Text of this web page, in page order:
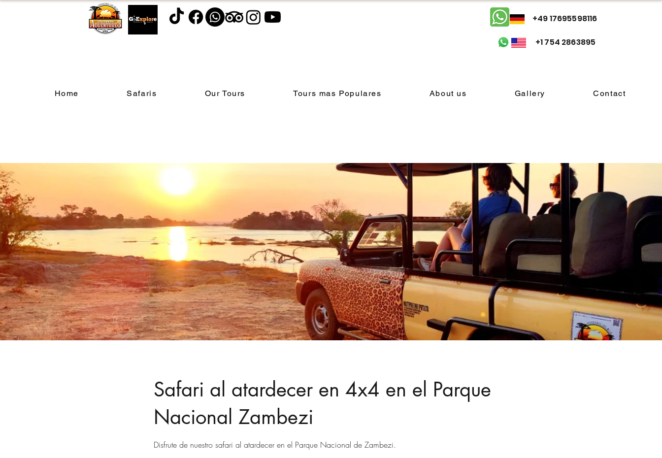
+49 17695598116
+1 754 2863895
Home Safaris Our Tours Tours mas Populares About us Gallery Contact
Safari al atardecer en 4x4 en el Parque
Nacional Zambezi
Disfrute de nuestro safari al atardecer en el Parque Nacional de Zambezi.